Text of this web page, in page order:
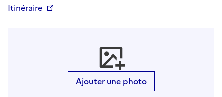
Itinéraire
Ajouter une photo